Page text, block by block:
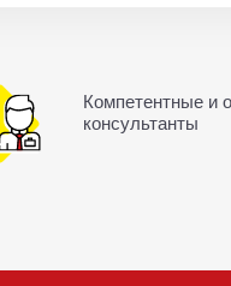
Компетентные и
консультанты